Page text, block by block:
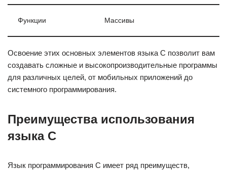
Функции Массивы
Освоение этих основных элементов языка C позволит вам
создавать сложные и высокопроизводительные программы
для различных целей, от мобильных приложений до
системного программирования.
Преимущества использования
языка C
Язык программирования C имеет ряд преимуществ,